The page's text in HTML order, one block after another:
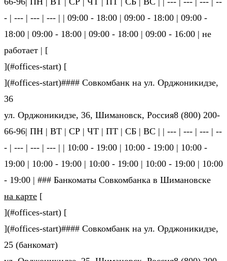
- | --- | --- | --- | | 09:00 - 18:00 | 09:00 - 18:00 | 09:00 -
18:00 | 09:00 - 18:00 | 09:00 - 18:00 | 09:00 - 16:00 | не
ра­бо­та­ет | [
](#offices-start) [
](#offices-start)#### Совкомбанк на ул. Орджоникидзе,
36
ул. Орджоникидзе, 36, Шимановск, Россия8 (800) 200-
66-96| ПН | ВТ | СР | ЧТ | ПТ | СБ | ВС | | --- | --- | --- | --
- | --- | --- | --- | | 10:00 - 19:00 | 10:00 - 19:00 | 10:00 -
19:00 | 10:00 - 19:00 | 10:00 - 19:00 | 10:00 - 19:00 | 10:00
- 19:00 | ### Банкоматы Совкомбанка в Шимановске
на карте [
](#offices-start) [
](#offices-start)#### Совкомбанк на ул. Орджоникидзе,
25 (банкомат)